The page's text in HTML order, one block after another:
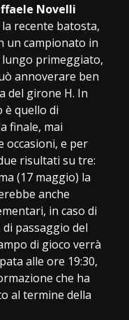
Novelli
recente batosta,
un campionato in
lungo primeggiato,
annoverare ben
del girone H. In
è quello di
finale, mai
occasioni, e per
risultati su tre:
(17 maggio) la
anche
in caso di
di passaggio del
di gioco verrà
alle ore 19:30,
che ha
al termine della